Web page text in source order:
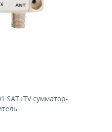
SAT+TV сумматор-